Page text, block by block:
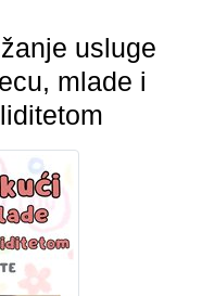
usluge
mlade i